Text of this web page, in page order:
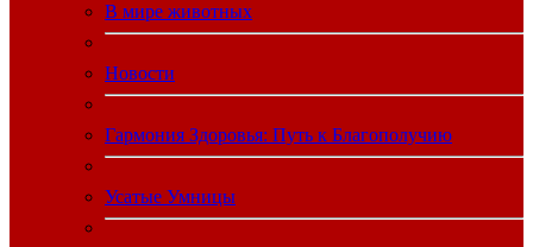
В мире животных
Новости
Гармония Здоровья: Путь к Благополучию
Усатые Умницы